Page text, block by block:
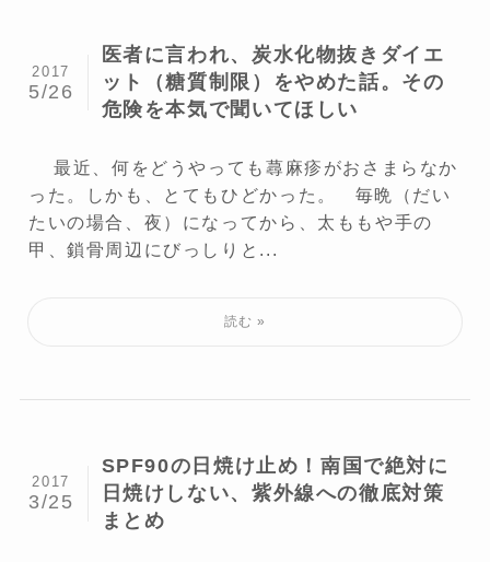
医者に言われ、炭水化物抜きダイエ
ット（糖質制限）をやめた話。その
危険を本気で聞いてほしい
2017
5/26
最近、何をどうやっても蕁麻疹がおさまらなか
った。しかも、とてもひどかった。 毎晩（だい
たいの場合、夜）になってから、太ももや手の
甲、鎖骨周辺にびっしりと...
SPF90の日焼け止め！南国で絶対に
日焼けしない、紫外線への徹底対策
まとめ
2017
3/25